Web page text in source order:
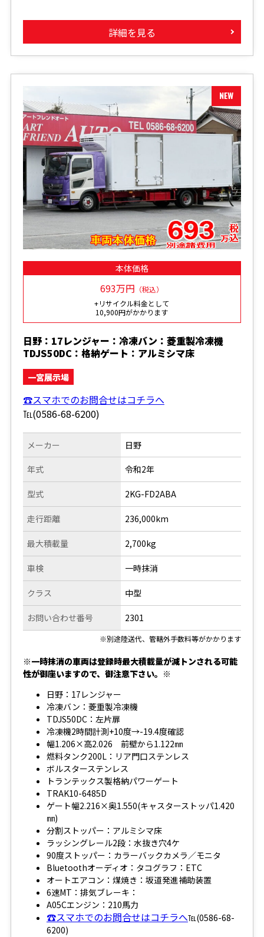
詳細を見る
本体価格
693万円 （税込）
+リサイクル料金として
10,900円がかかります
日野：17レンジャー：冷凍バン：菱重製冷凍機
TDJS50DC：格納ゲート：アルミシマ床
一宮展示場
☎スマホでのお問合せはコチラへ
℡(0586-68-6200)
メーカー
年式
型式
走行距離
日野
令和2年
2KG-FD2ABA
236,000km
最大積載量
車検
クラス
お問い合わせ番号
2,700kg
一時抹消
中型
2301
※別途陸送代、管轄外手数料等がかかります
※一時抹消の車両は登録時最大積載量が減トンされる可能
性が御座いますので、御注意下さい。※
日野：17レンジャー
冷凍バン：菱重製冷凍機
TDJS50DC：左片扉
冷凍機2時間計測+10度→-19.4度確認
幅1.206×高2.026 前壁から1.122㎜
燃料タンク200L：リア門口ステンレス
ボルスターステンレス
トランテックス製格納パワーゲート
TRAK10-6485D
ゲート幅2.216×奥1.550(キャスターストッパ1.420
㎜)
分割ストッパー：アルミシマ床
ラッシングレール2段：水抜き穴4ケ
90度ストッパー：カラーバックカメラ／モニタ
Bluetoothオーディオ：タコグラフ：ETC
オートエアコン：煤焼き：坂道発進補助装置
6速MT：排気ブレーキ：
A05Cエンジン：210馬力
☎スマホでのお問合せはコチラへ℡(0586-68-
6200)